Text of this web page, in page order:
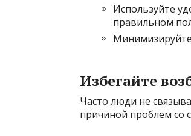
Используйте
правильном
Избегайте
Часто люди не
причиной проблем со